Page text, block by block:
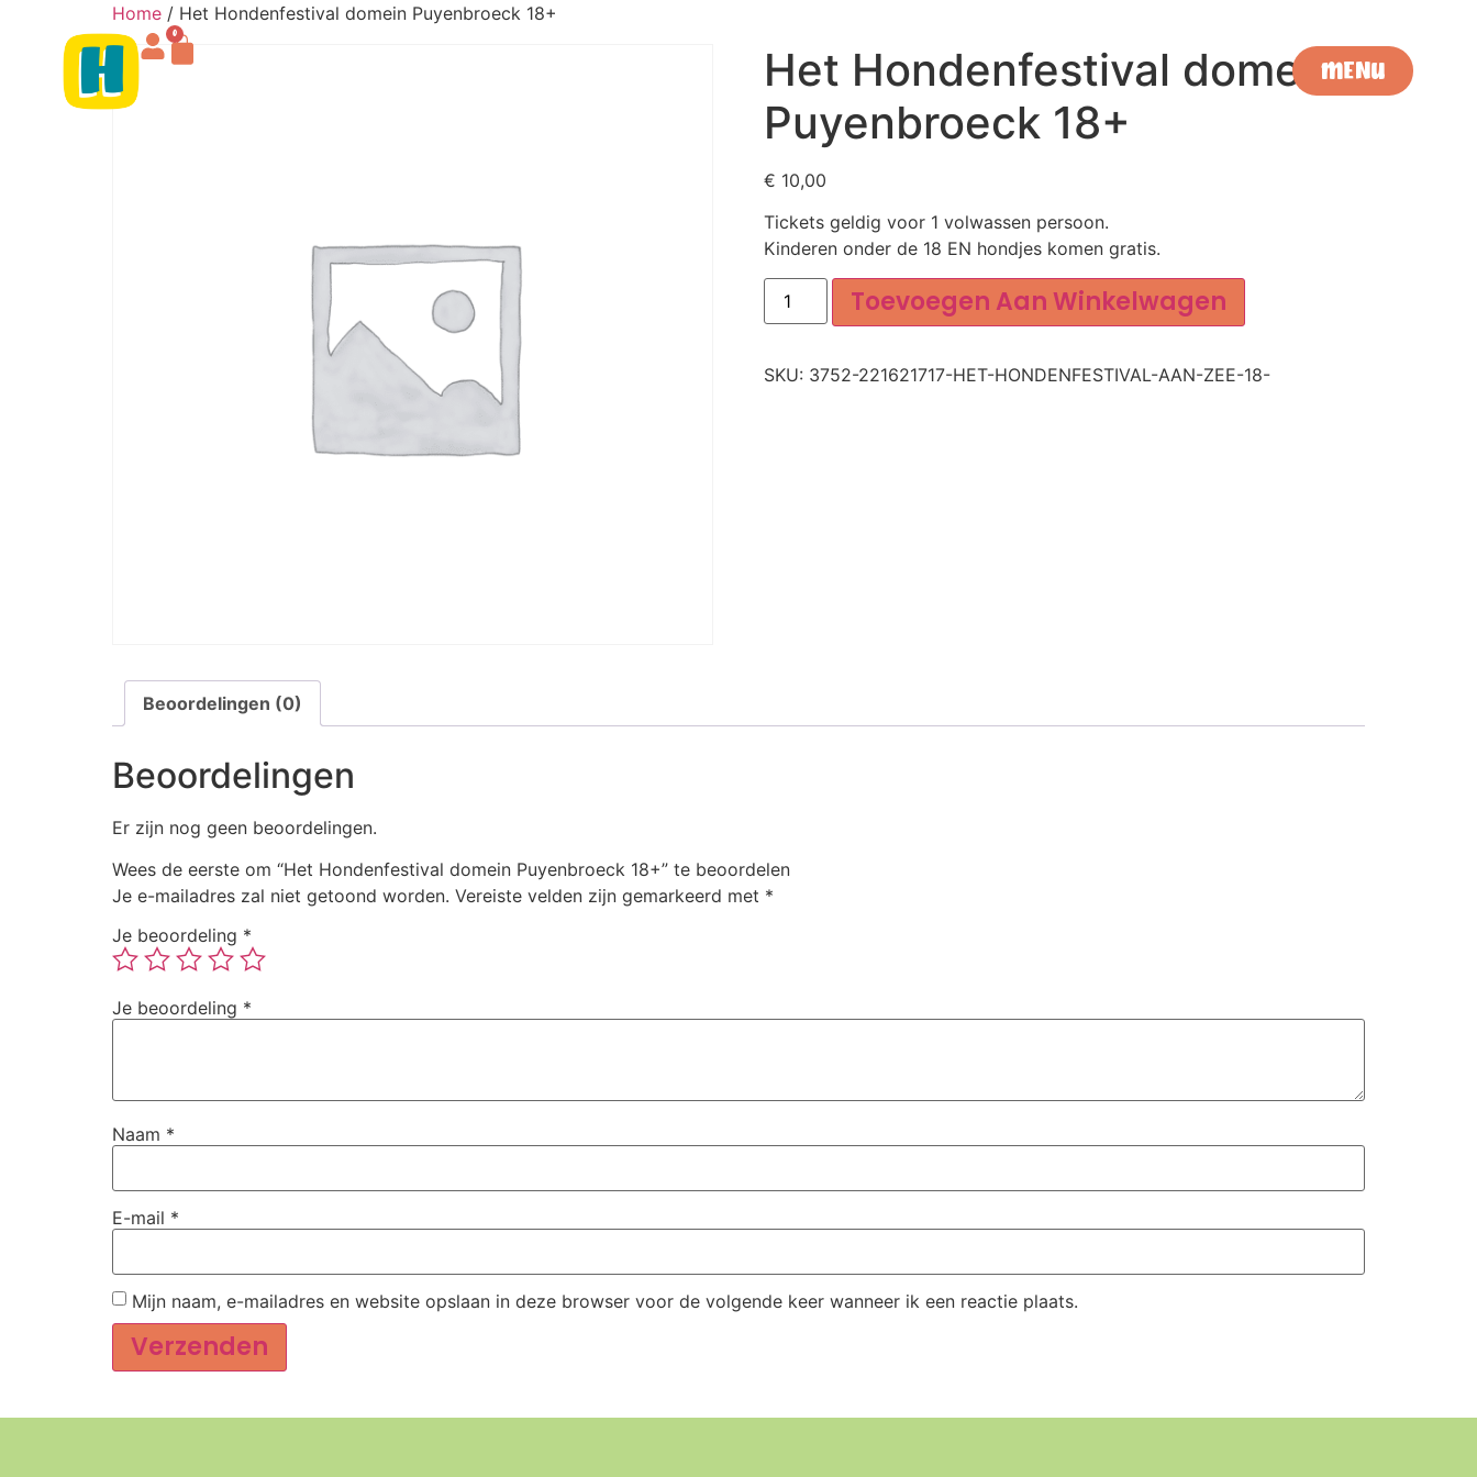
0
MENU
Home / Het Hondenfestival domein Puyenbroeck 18+
Het Hondenfestival domein
Puyenbroeck 18+
€ 10,00
Tickets geldig voor 1 volwassen persoon.
Kinderen onder de 18 EN hondjes komen gratis.
Toevoegen Aan Winkelwagen
SKU: 3752-221621717-HET-HONDENFESTIVAL-AAN-ZEE-18-
Beoordelingen (0)
Beoordelingen
Er zijn nog geen beoordelingen.
Wees de eerste om “Het Hondenfestival domein Puyenbroeck 18+” te beoordelen
Je e-mailadres zal niet getoond worden. Vereiste velden zijn gemarkeerd met *
Je beoordeling *
Je beoordeling *
Naam *
E-mail *
Mijn naam, e-mailadres en website opslaan in deze browser voor de volgende keer wanneer ik een reactie plaats.